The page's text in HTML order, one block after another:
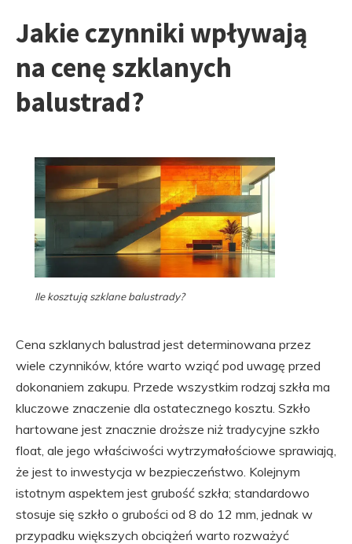
Jakie czynniki wpływają
na cenę szklanych
balustrad?
Ile kosztują szklane balustrady?
Cena szklanych balustrad jest determinowana przez
wiele czynników, które warto wziąć pod uwagę przed
dokonaniem zakupu. Przede wszystkim rodzaj szkła ma
kluczowe znaczenie dla ostatecznego kosztu. Szkło
hartowane jest znacznie droższe niż tradycyjne szkło
float, ale jego właściwości wytrzymałościowe sprawiają,
że jest to inwestycja w bezpieczeństwo. Kolejnym
istotnym aspektem jest grubość szkła; standardowo
stosuje się szkło o grubości od 8 do 12 mm, jednak w
przypadku większych obciążeń warto rozważyć